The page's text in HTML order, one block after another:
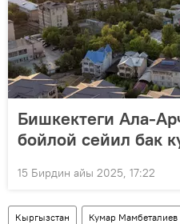
Бишкектеги Ала-
бойлой сейил бак
15 Бирдин айы 2025, 17:22
Кыргызстан Кумар Мамбеталиев